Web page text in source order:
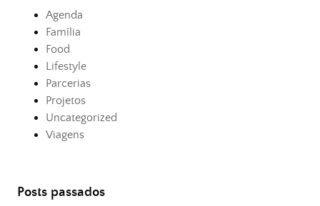
Agenda
Família
Food
Lifestyle
Parcerias
Projetos
Uncategorized
Viagens
Posts passados